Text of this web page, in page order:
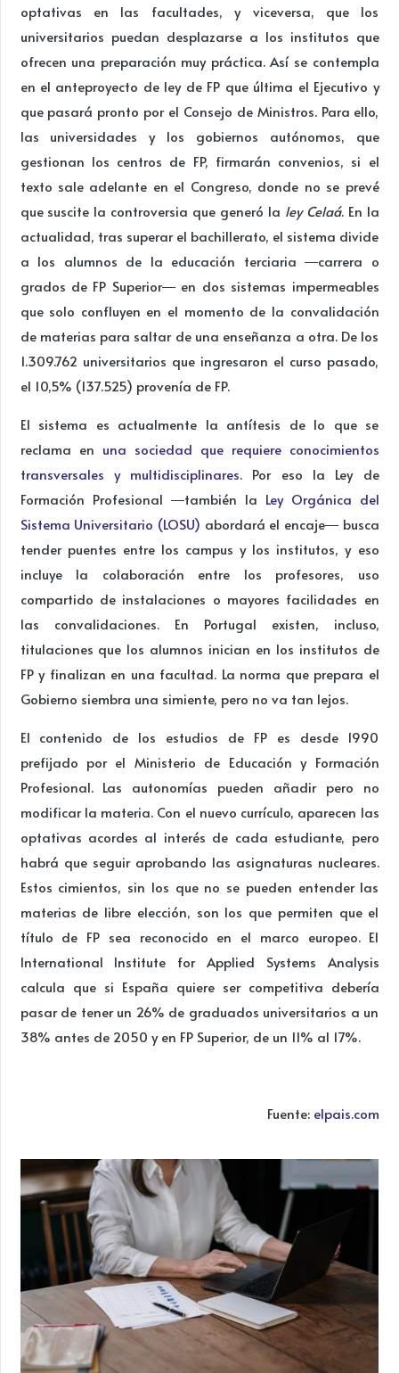
optativas en las facultades, y viceversa, que los
universitarios puedan desplazarse a los institutos que
ofrecen una preparación muy práctica. Así se contempla
en el anteproyecto de ley de FP que última el Ejecutivo y
que pasará pronto por el Consejo de Ministros. Para ello,
las universidades y los gobiernos autónomos, que
gestionan los centros de FP, firmarán convenios, si el
texto sale adelante en el Congreso, donde no se prevé
que suscite la controversia que generó la ley Celaá. En la
actualidad, tras superar el bachillerato, el sistema divide
a los alumnos de la educación terciaria ―carrera o
grados de FP Superior― en dos sistemas impermeables
que solo confluyen en el momento de la convalidación
de materias para saltar de una enseñanza a otra. De los
1.309.762 universitarios que ingresaron el curso pasado,
el 10,5% (137.525) provenía de FP.
El sistema es actualmente la antítesis de lo que se
reclama en una sociedad que requiere conocimientos
transversales y multidisciplinares. Por eso la Ley de
Formación Profesional ―también la Ley Orgánica del
Sistema Universitario (LOSU) abordará el encaje― busca
tender puentes entre los campus y los institutos, y eso
incluye la colaboración entre los profesores, uso
compartido de instalaciones o mayores facilidades en
las convalidaciones. En Portugal existen, incluso,
titulaciones que los alumnos inician en los institutos de
FP y finalizan en una facultad. La norma que prepara el
Gobierno siembra una simiente, pero no va tan lejos.
El contenido de los estudios de FP es desde 1990
prefijado por el Ministerio de Educación y Formación
Profesional. Las autonomías pueden añadir pero no
modificar la materia. Con el nuevo currículo, aparecen las
optativas acordes al interés de cada estudiante, pero
habrá que seguir aprobando las asignaturas nucleares.
Estos cimientos, sin los que no se pueden entender las
materias de libre elección, son los que permiten que el
título de FP sea reconocido en el marco europeo. El
International Institute for Applied Systems Analysis
calcula que si España quiere ser competitiva debería
pasar de tener un 26% de graduados universitarios a un
38% antes de 2050 y en FP Superior, de un 11% al 17%.
Fuente: elpais.com